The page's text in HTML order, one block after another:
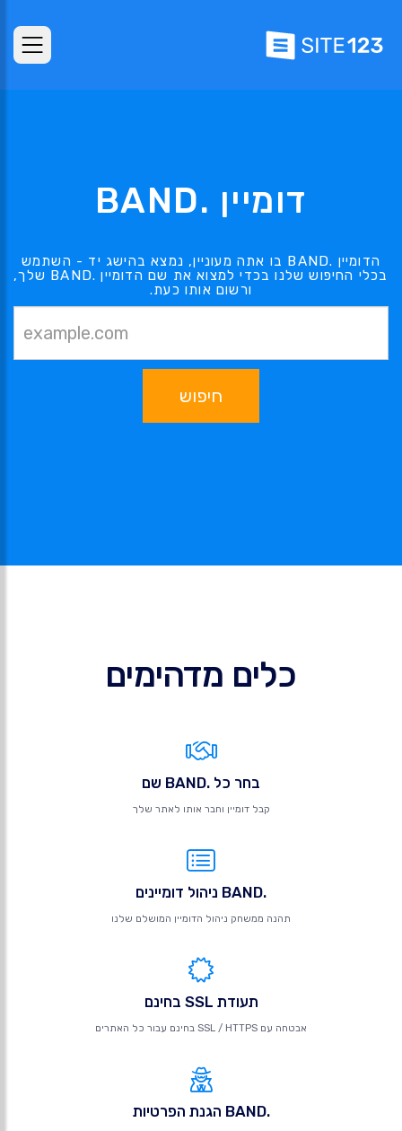
דומיין .BAND
הדומיין .BAND בו אתה מעוניין, נמצא בהישג יד - השתמש
בכלי החיפוש שלנו בכדי למצוא את שם הדומיין .BAND שלך,
ורשום אותו כעת.
חיפוש
כלים מדהימים
בחר כל .BAND שם
קבל דומיין וחבר אותו לאתר שלך
.BAND ניהול דומיינים
תהנה ממשחק ניהול הדומיין המושלם שלנו
תעודת SSL בחינם
אבטחה עם SSL / HTTPS בחינם עבור כל האתרים
.BAND הגנת הפרטיות